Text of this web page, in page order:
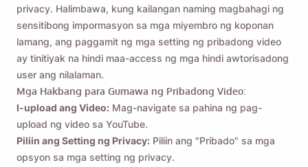
privacy. Halimbawa, kung kailangan naming magbahagi ng
sensitibong impormasyon sa mga miyembro ng koponan
lamang, ang paggamit ng mga setting ng pribadong video
ay tinitiyak na hindi maa-access ng mga hindi awtorisadong
user ang nilalaman.
Mga Hakbang para Gumawa ng Pribadong Video:
I-upload ang Video: Mag-navigate sa pahina ng pag-
upload ng video sa YouTube.
Piliin ang Setting ng Privacy: Piliin ang "Pribado" sa mga
opsyon sa mga setting ng privacy.